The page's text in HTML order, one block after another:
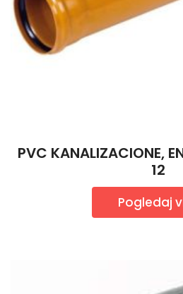
PVC KANALIZACIONE,
12
Pogledaj